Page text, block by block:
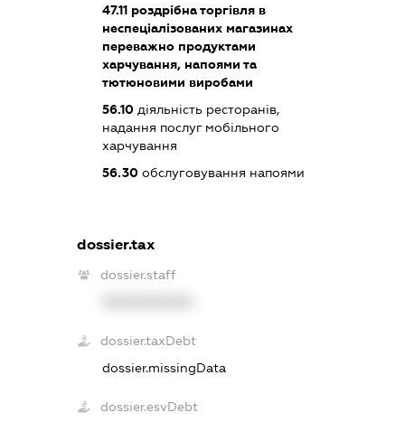
47.11роздрібна торгівля в
неспеціалізованих магазинах
переважно продуктами
харчування, напоями та
тютюновими виробами
56.10діяльність ресторанів,
надання послуг мобільного
харчування
56.30обслуговування напоями
dossier.tax
dossier.staff
dossier.taxDebt
dossier.missingData
dossier.esvDebt